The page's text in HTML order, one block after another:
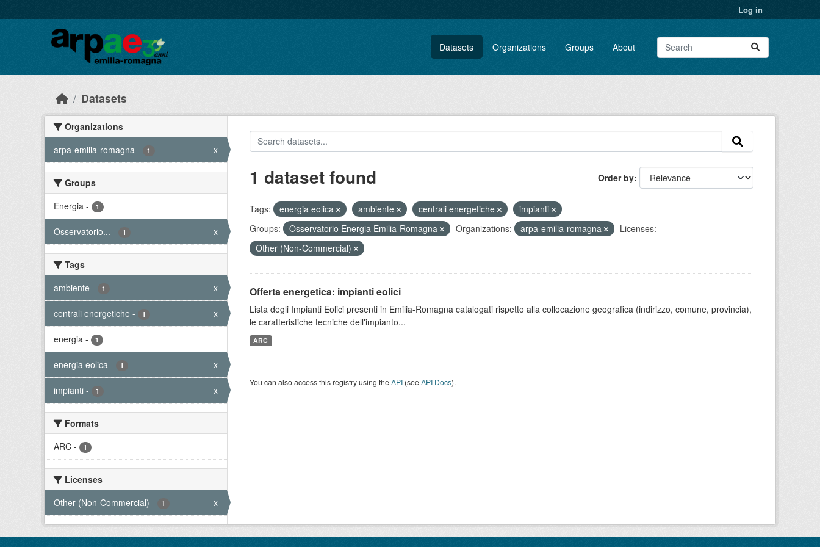
Log in
Datasets Organizations Groups About
Datasets
Organizations
arpa-emilia-romagna - 1 x
Groups
Energia - 1
Osservatorio... - 1 x
Tags
ambiente - 1 x
centrali energetiche - 1 x
energia - 1
energia eolica - 1 x
impianti - 1 x
Formats
ARC - 1
Licenses
Other (Non-Commercial) - 1 x
Order by
1 dataset found
Tags: energia eolica ambiente centrali energetiche
impianti
Groups:
Osservatorio Energia Emilia-Romagna Organizations: arpa-emilia-romagna
Licenses:
Other (Non-Commercial)
Offerta energetica: impianti eolici
Lista degli Impianti Eolici presenti in Emilia-Romagna catalogati rispetto alla collocazione geografica (indirizzo, comune, provincia),
le caratteristiche tecniche dell'impianto...
ARC
You can also access this registry using theAPI(seeAPI Docs).